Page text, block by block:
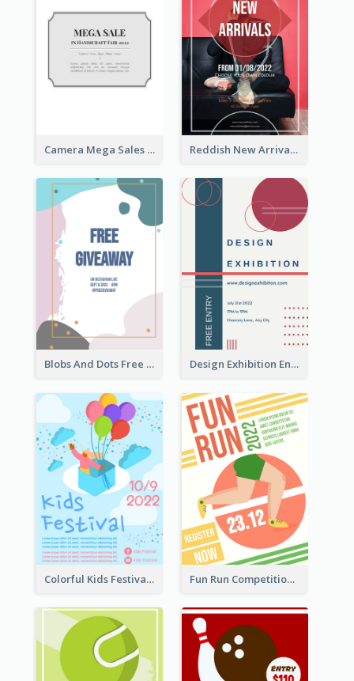
Camera Mega Sales Flyer Reddish New Arrivals Flyer
Blobs And Dots Free Giveaway Flyer Design Exhibition Entry Flyer
Colorful Kids Festival Flyer Fun Run Competition Flyer